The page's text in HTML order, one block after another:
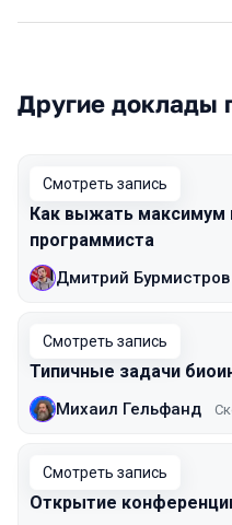
Другие доклады
Смотреть запись
Как выжать максимум
программиста
Дмитрий Бурмистров
Смотреть запись
Типичные задачи
Михаил Гельфанд
Смотреть запись
Открытие